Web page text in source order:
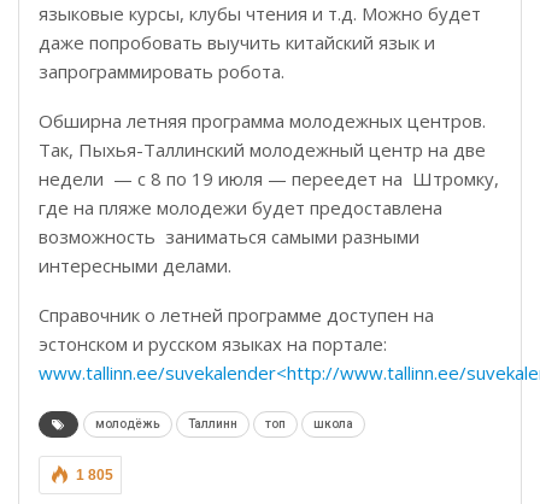
языковые курсы, клубы чтения и т.д. Можно будет
даже попробовать выучить китайский язык и
запрограммировать робота.
Обширна летняя программа молодежных центров.
Так, Пыхья-Таллинский молодежный центр на две
недели — с 8 по 19 июля — переедет на Штромку,
где на пляже молодежи будет предоставлена
возможность заниматься самыми разными
интересными делами.
Справочник о летней программе доступен на
эстонском и русском языках на портале:
www.tallinn.ee/suvekalender<http://www.tallinn.ee/
молодёжь Таллинн топ школа
1 805